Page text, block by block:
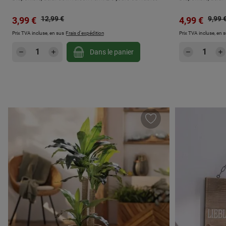
Prix de vente :
3,99 € Prix régulier :
12,99 €
Prix TVA incluse, en sus Frais d'expédition
Quantité de produit : Entrez la
Dans le panier
Prix de
4,99 € Prix
9,99
Prix TVA incluse, en